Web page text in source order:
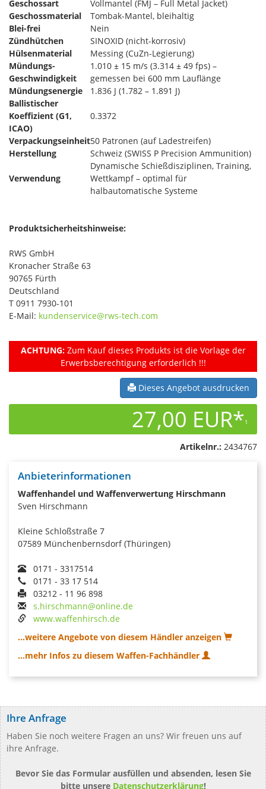
Geschossart
Vollmantel (FMJ – Full Metal Jacket)
Geschossmaterial
Tombak-Mantel, bleihaltig
Blei-frei
Nein
Zündhütchen
SINOXID (nicht-korrosiv)
Hülsenmaterial
Messing (CuZn-Legierung)
Mündungs-
Geschwindigkeit
1.010 ± 15 m/s (3.314 ± 49 fps) –
gemessen bei 600 mm Lauflänge
Mündungsenergie
1.836 J (1.782 – 1.891 J)
Ballistischer
Koeffizient (G1,
ICAO)
0.3372
Verpackungseinheit50 Patronen (auf Ladestreifen)
Herstellung
Schweiz (SWISS P Precision Ammunition)
Verwendung
Dynamische Schießdisziplinen, Training,
Wettkampf – optimal für
halbautomatische Systeme
Produktsicherheitshinweise:
RWS GmbH
Kronacher Straße 63
90765 Fürth
Deutschland
T 0911 7930-101
E-Mail: kundenservice@rws-tech.com
ACHTUNG:Zum Kauf dieses Produkts ist die Vorlage der
Erwerbsberechtigung erforderlich !!!
Dieses Angebot ausdrucken
27,00 EUR*1
Artikelnr.: 2434767
Anbieterinformationen
Waffenhandel und Waffenverwertung Hirschmann
Sven Hirschmann
Kleine Schloßstraße 7
07589 Münchenbernsdorf (Thüringen)
0171 - 3317514
0171 - 33 17 514
03212 - 11 96 898
s.hirschmann@online.de
www.waffenhirsch.de
...weitere Angebote von diesem Händler anzeigen
...mehr Infos zu diesem Waffen-Fachhändler
Ihre Anfrage
Haben Sie noch weitere Fragen an uns? Wir freuen uns auf
ihre Anfrage.
Bevor Sie das Formular ausfüllen und absenden, lesen Sie
bitte unsere Datenschutzerklärung!